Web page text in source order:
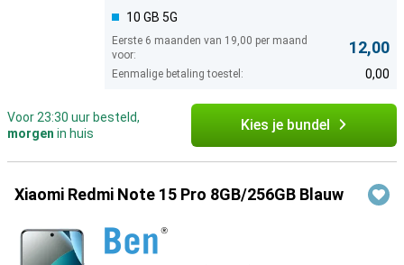
10 GB 5G
Eerste 6 maanden van 19,00 per maand
voor:
12,00
Eenmalige betaling toestel: 0,00
Voor 23:30 uur besteld,
morgen in huis Kies je bundel
Xiaomi Redmi Note 15 Pro 8GB/256GB Blauw